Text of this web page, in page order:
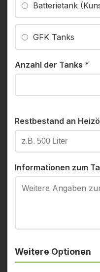
Batterietank
GFK Tanks
Anzahl der Tanks *
Restbestand an
Informationen zum
Weitere Optionen